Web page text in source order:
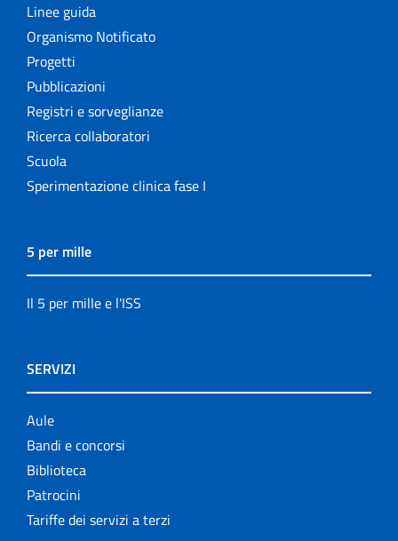
Linee guida
Organismo Notificato
Progetti
Pubblicazioni
Registri e sorveglianze
Ricerca collaboratori
Scuola
Sperimentazione clinica fase I
5 per mille
Il 5 per mille e l'ISS
SERVIZI
Aule
Bandi e concorsi
Biblioteca
Patrocini
Tariffe dei servizi a terzi